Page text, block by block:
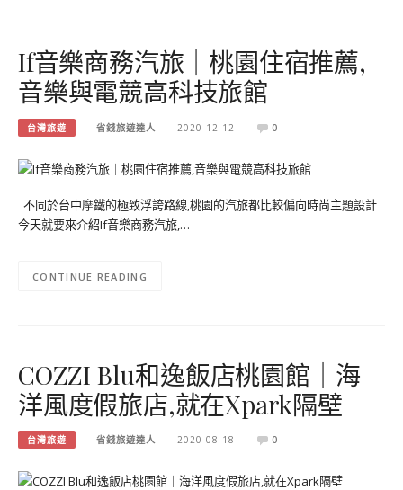
If音樂商務汽旅｜桃園住宿推薦,
音樂與電競高科技旅館
台灣旅遊 省錢旅遊達人 2020-12-12 0
不同於台中摩鐵的極致浮誇路線,桃園的汽旅都比較偏向時尚主題設計
今天就要來介紹If音樂商務汽旅,…
CONTINUE READING
COZZI Blu和逸飯店桃園館｜海
洋風度假旅店,就在Xpark隔壁
台灣旅遊 省錢旅遊達人 2020-08-18 0